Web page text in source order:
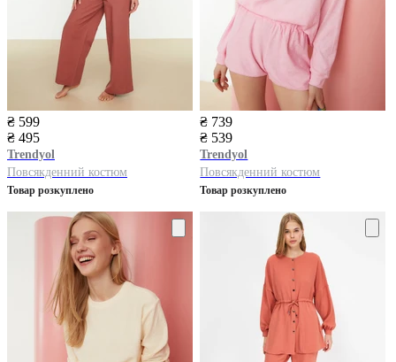
₴ 599
₴ 495
Trendyol
Повсякденний костюм
Товар розкуплено
₴ 739
₴ 539
Trendyol
Повсякденний костюм
Товар розкуплено